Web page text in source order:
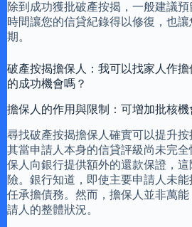
除到成功獲批破產按揭，一般建議
時間讓您的信貸紀錄得以修復，也
期。
破產按揭擔保人：我可以找家人作
的成功機會嗎？
擔保人的作用與限制：可增加批核
尋找破產按揭擔保人確實可以提升
其當申請人本身的信貸評級尚未完
保人向銀行提供額外的還款保證，
險。銀行知道，即使主要申請人未
任承擔債務。然而，擔保人並非萬
請人的整體狀況。